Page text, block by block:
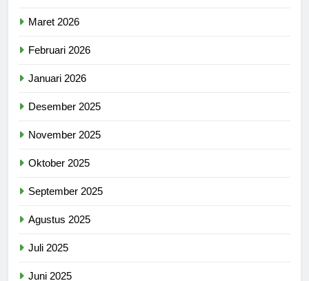
Maret 2026
Februari 2026
Januari 2026
Desember 2025
November 2025
Oktober 2025
September 2025
Agustus 2025
Juli 2025
Juni 2025